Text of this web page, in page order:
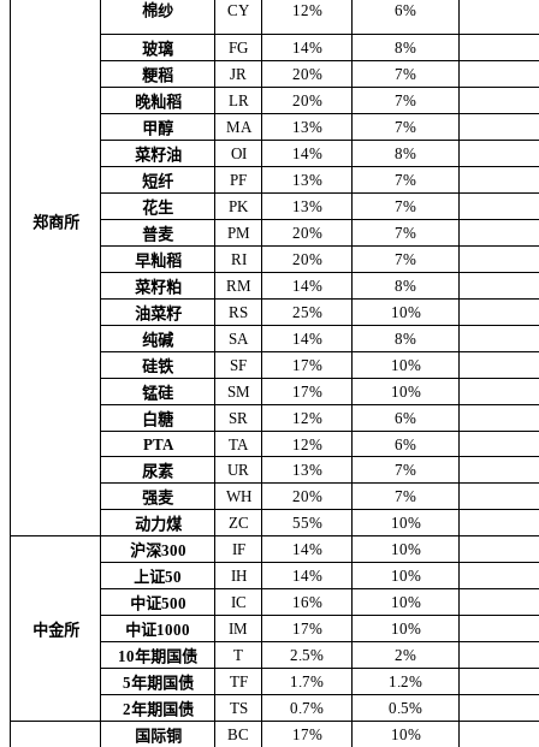
郑商所
棉纱 CY 12% 6%
玻璃 FG 14%
8%
粳稻
JR 20%
7%
晚籼稻
LR 20%
7%
甲醇
MA 13%
7%
菜籽油
OI 14%
8%
短纤
PF 13%
7%
花生
PK 13%
7%
普麦
PM 20%
7%
早籼稻
RI 20%
7%
菜籽粕
RM 14%
8%
油菜籽
RS 25%
10%
纯碱
SA 14%
8%
硅铁
SF 17%
10%
锰硅
SM 17%
10%
白糖
SR 12%
6%
PTA
TA 12%
6%
尿素
UR 13%
7%
强麦
WH 20%
7%
动力煤
ZC 55% 10%
中金所
沪深300 IF 14%
10%
上证50
IH 14%
10%
中证500
IC 16%
10%
中证1000
IM 17%
10%
10年期国债
T 2.5%
2%
5年期国债
TF 1.7%
1.2%
2年期国债
TS 0.7%
0.5%
国际铜
BC 17% 10%